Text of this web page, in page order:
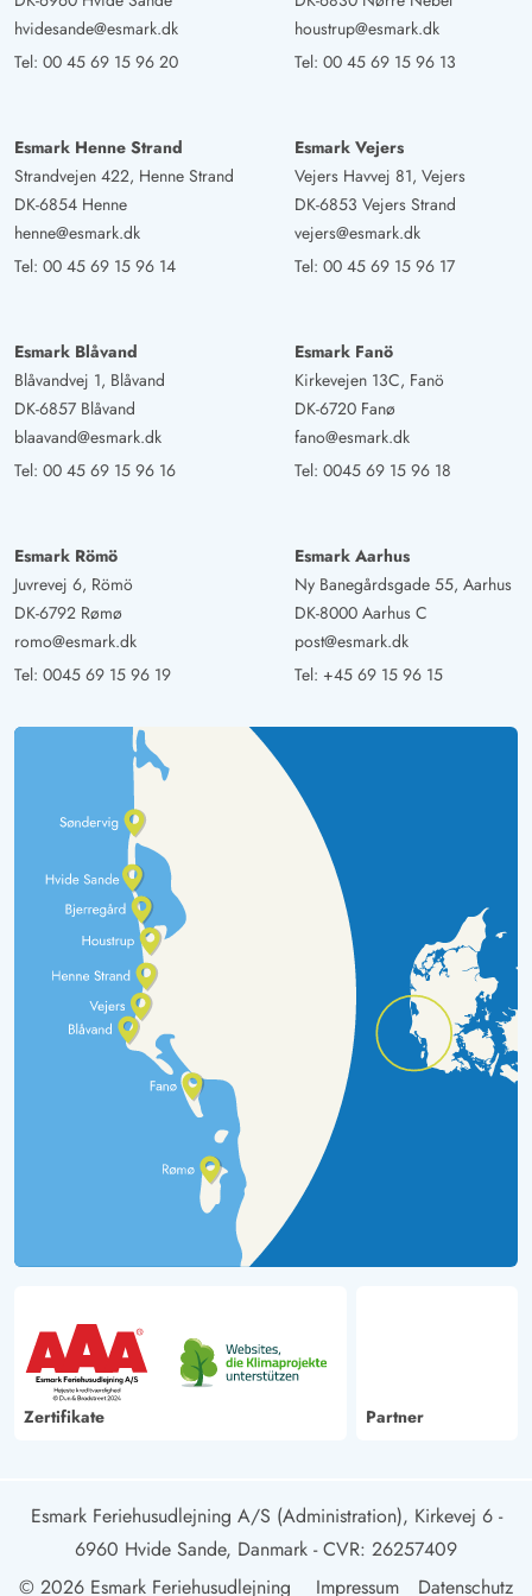
sogar bequeme Hochstühle, die perfekt sind, um den
Ausblick zu genießen. Alles in allem ist dieses
Ferienhaus ein wahres Juwel. Es ist modern und dennoch
unglaublichen Liebe zum Detail ausgestattet. Wir haben
uns hier rundum wohlgefühlt, blitzverliebt und können es
jedem wärmstens empfehlen. Ein perfekter Ort für einen
erholsamen Urlaub an der Nordsee – wir kommen
definitiv wieder!
hvidesande@esmark.dk
Tel: 00 45 69 15 96 20
houstrup@esmark.dk
Tel: 00 45 69 15 96 13
Esmark Henne Strand
Strandvejen 422, Henne Strand
DK-6854 Henne
henne@esmark.dk
Tel: 00 45 69 15 96 14
Esmark Vejers
Vejers Havvej 81, Vejers
DK-6853 Vejers Strand
vejers@esmark.dk
Tel: 00 45 69 15 96 17
Esmark Blåvand
Blåvandvej 1, Blåvand
DK-6857 Blåvand
blaavand@esmark.dk
Tel: 00 45 69 15 96 16
Esmark Fanö
Kirkevejen 13C, Fanö
DK-6720 Fanø
fano@esmark.dk
Tel: 0045 69 15 96 18
Esmark Römö
Juvrevej 6, Römö
DK-6792 Rømø
romo@esmark.dk
Tel: 0045 69 15 96 19
Esmark Aarhus
Ny Banegårdsgade 55, Aarhus
DK-8000 Aarhus C
post@esmark.dk
Tel: +45 69 15 96 15
Zertifikate Partner
Esmark Feriehusudlejning A/S (Administration), Kirkevej 6 -
6960 Hvide Sande, Danmark - CVR: 26257409
© 2026 Esmark Feriehusudlejning
Impressum Datenschutz